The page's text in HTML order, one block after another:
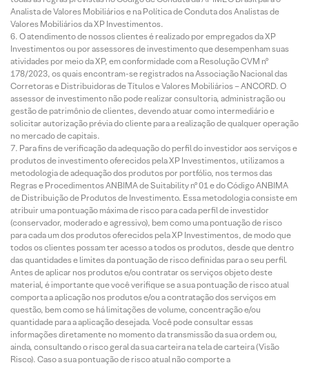
Analista de Valores Mobiliários e na Política de Conduta dos Analistas de
Valores Mobiliários da XP Investimentos.
O atendimento de nossos clientes é realizado por empregados da XP
Investimentos ou por assessores de investimento que desempenham suas
atividades por meio da XP, em conformidade com a Resolução CVM nº
178/2023, os quais encontram-se registrados na Associação Nacional das
Corretoras e Distribuidoras de Títulos e Valores Mobiliários – ANCORD. O
assessor de investimento não pode realizar consultoria, administração ou
gestão de patrimônio de clientes, devendo atuar como intermediário e
solicitar autorização prévia do cliente para a realização de qualquer operação
no mercado de capitais.
Para fins de verificação da adequação do perfil do investidor aos serviços e
produtos de investimento oferecidos pela XP Investimentos, utilizamos a
metodologia de adequação dos produtos por portfólio, nos termos das
Regras e Procedimentos ANBIMA de Suitability nº 01 e do Código ANBIMA
de Distribuição de Produtos de Investimento. Essa metodologia consiste em
atribuir uma pontuação máxima de risco para cada perfil de investidor
(conservador, moderado e agressivo), bem como uma pontuação de risco
para cada um dos produtos oferecidos pela XP Investimentos, de modo que
todos os clientes possam ter acesso a todos os produtos, desde que dentro
das quantidades e limites da pontuação de risco definidas para o seu perfil.
Antes de aplicar nos produtos e/ou contratar os serviços objeto deste
material, é importante que você verifique se a sua pontuação de risco atual
comporta a aplicação nos produtos e/ou a contratação dos serviços em
questão, bem como se há limitações de volume, concentração e/ou
quantidade para a aplicação desejada. Você pode consultar essas
informações diretamente no momento da transmissão da sua ordem ou,
ainda, consultando o risco geral da sua carteira na tela de carteira (Visão
Risco). Caso a sua pontuação de risco atual não comporte a